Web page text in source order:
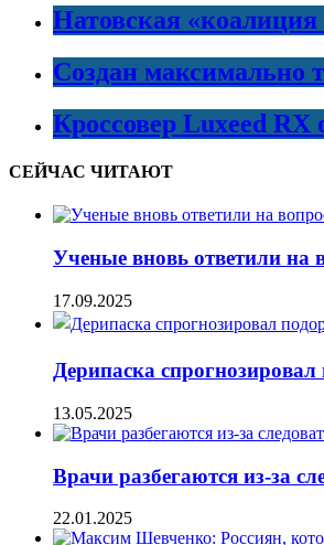
Натовская «коалиция
Создан максимально
Кроссовер Luxeed
СЕЙЧАС ЧИТАЮТ
Ученые вновь ответили на
17.09.2025
Дерипаска
13.05.2025
Врачи разбегаются из-за
22.01.2025